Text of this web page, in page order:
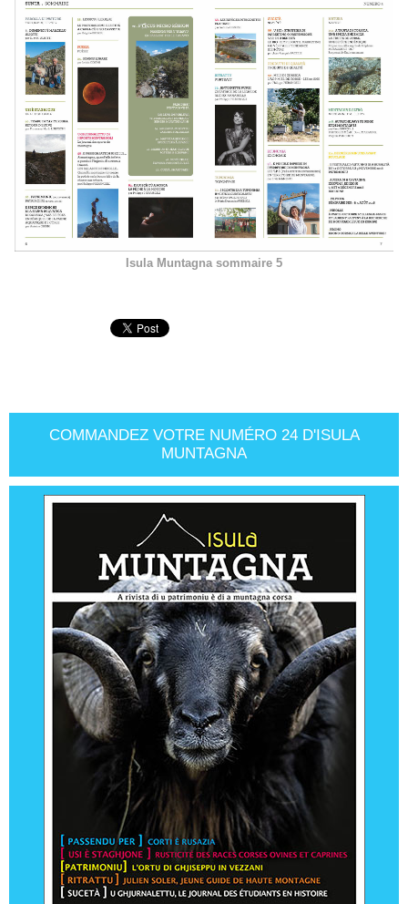
Isula Muntagna sommaire 5
COMMANDEZ VOTRE NUMÉRO 24 D'ISULA
MUNTAGNA